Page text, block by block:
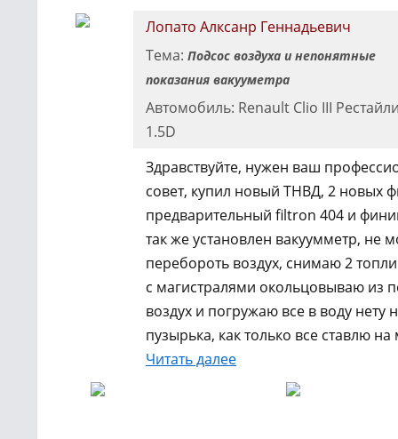
(обратки).
Лопато Алксанр Геннадьевич
Тема: Подсос воздуха и непонятные
показания вакууметра
Автомобиль: Renault Clio III
1.5D
Здравствуйте, нужен ваш
совет, купил новый ТНВД, 2 новых
предварительный filtron 404 и
так же установлен вакуумметр, не
перебороть воздух, снимаю 2
с магистралями окольцовываю из
воздух и погружаю все в воду нету
пузырька, как только все ставлю
Читать далее